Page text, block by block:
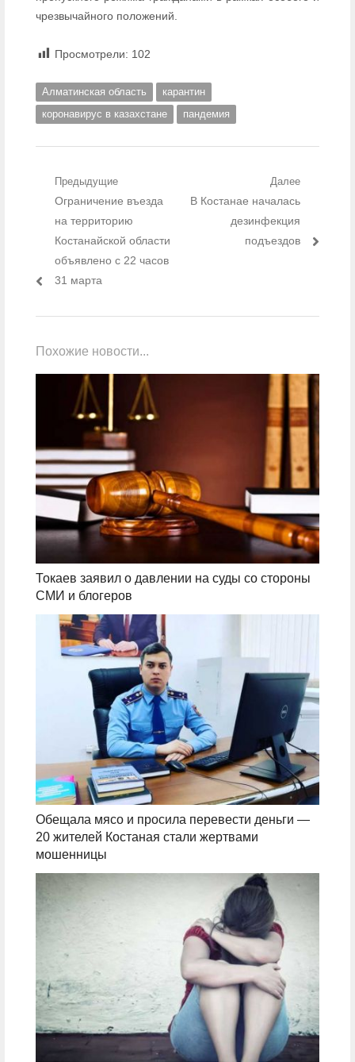
чрезвычайного положений.
Просмотрели: 102
Алматинская область
карантин
коронавирус в казахстане
пандемия
Навигация по записям
Предыдущие
Предыдущий пост:
Ограничение въезда
на территорию
Костанайской области
объявлено с 22 часов
31 марта
Далее
Следующий пост:
В Костанае началась
дезинфекция
подъездов
Похожие новости...
Токаев заявил о давлении на суды со стороны
СМИ и блогеров
Обещала мясо и просила перевести деньги —
20 жителей Костаная стали жертвами
мошенницы